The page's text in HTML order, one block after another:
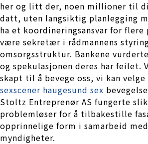
her og litt der, noen millioner til
datt, uten langsiktig planlegging
ha et koordineringsansvar for
være sekretær i rådmannens
omsorgsstruktur. Bankene
og spekulasjonen deres har feilet.
skapt til å bevege oss, vi kan
sexscener haugesund sex
Stoltz Entreprenør AS fungerte
problemløser for å tilbakestille
opprinnelige form i samarbeid
myndigheter.